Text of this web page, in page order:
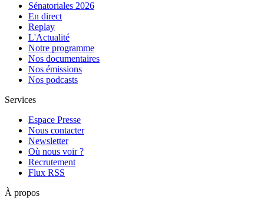
Sénatoriales 2026
En direct
Replay
L'Actualité
Notre programme
Nos documentaires
Nos émissions
Nos podcasts
Services
Espace Presse
Nous contacter
Newsletter
Où nous voir ?
Recrutement
Flux RSS
À propos